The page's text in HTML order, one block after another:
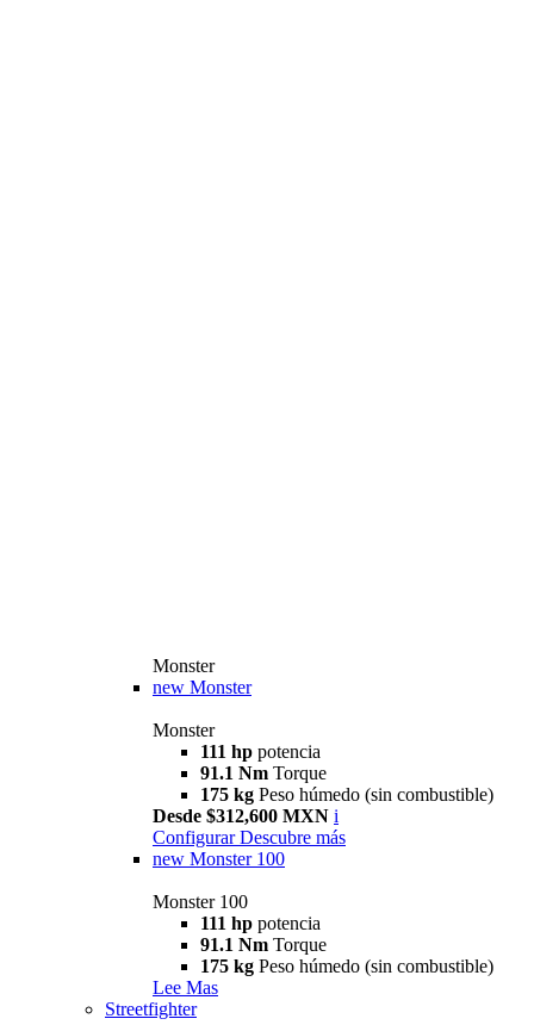
Monster
new Monster
Monster
111 hp potencia
91.1 Nm Torque
175 kg Peso húmedo (sin combustible)
Desde $312,600 MXN i
Configurar Descubre más
new Monster 100
Monster 100
111 hp potencia
91.1 Nm Torque
175 kg Peso húmedo (sin combustible)
Lee Mas
Streetfighter